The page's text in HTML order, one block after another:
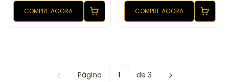
COMPRE AGORA COMPRE AGORA
Página de 3